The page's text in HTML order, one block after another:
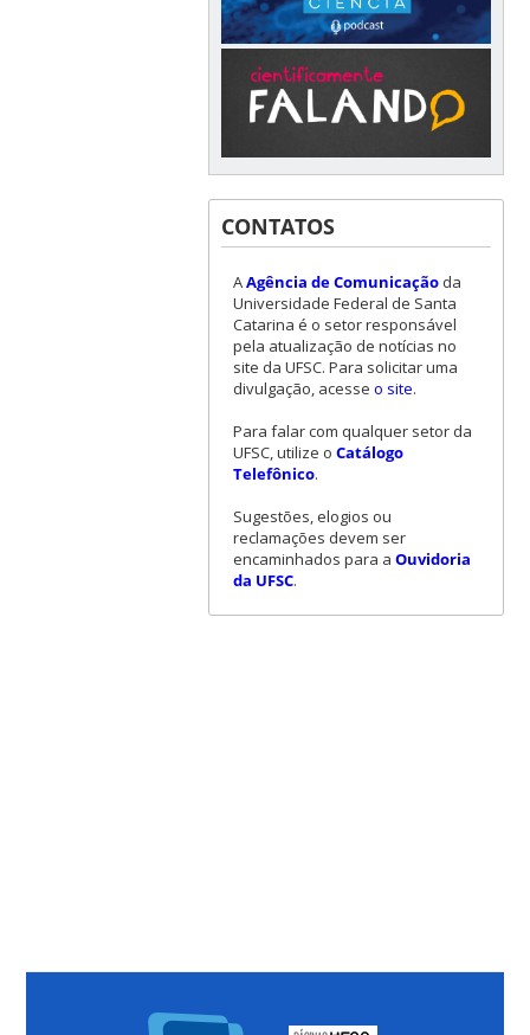
CONTATOS
AAgência de Comunicaçãoda
Universidade Federal de Santa
Catarina é o setor responsável
pela atualização de notícias no
site da UFSC. Para solicitar uma
divulgação, acesse o site.
Para falar com qualquer setor da
UFSC, utilize o Catálogo
Telefônico.
Sugestões, elogios ou
reclamações devem ser
encaminhados para a Ouvidoria
da UFSC.